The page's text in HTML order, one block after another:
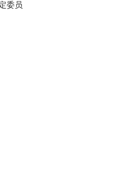
委员